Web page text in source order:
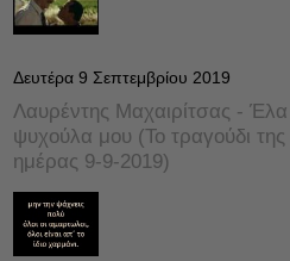
Δευτέρα 9 Σεπτεμβρίου 2019
Λαυρέντης Μαχαιρίτσας - Έλα
ψυχούλα μου (Το τραγούδι της
ημέρας 9-9-2019)